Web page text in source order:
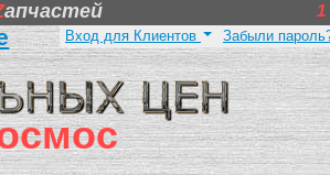
апчастей 1
Забыли
Вход для Клиентов